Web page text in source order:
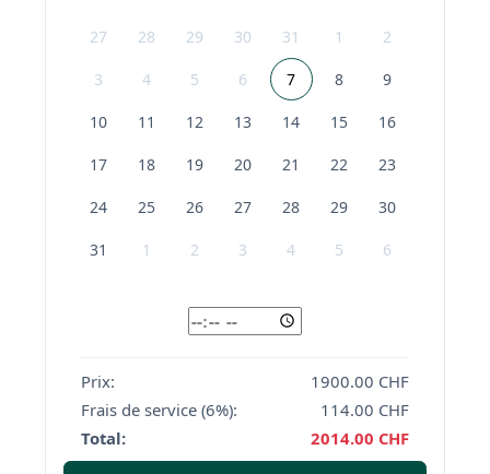
Séances couple ou engagement avant
Formats spécifiques pour réseaux
sociaux
Pour qui ?
Couples souhaitant des souvenirs de
mariage authentiques, naturels et élégants,
la fois les émotions, les détails et l’ambiance
générale de la journée.
Contactez-nous pour un devis sur mesure
27 28 29 30 31 1 2
3 4 5 6 7 8 9
10 11 12 13 14 15 16
17 18 19 20 21 22 23
24 25 26 27 28 29 30
31 1 2 3 4 5 6
Prix: 1900.00 CHF
Frais de service (6%):
114.00 CHF
Total:
2014.00 CHF